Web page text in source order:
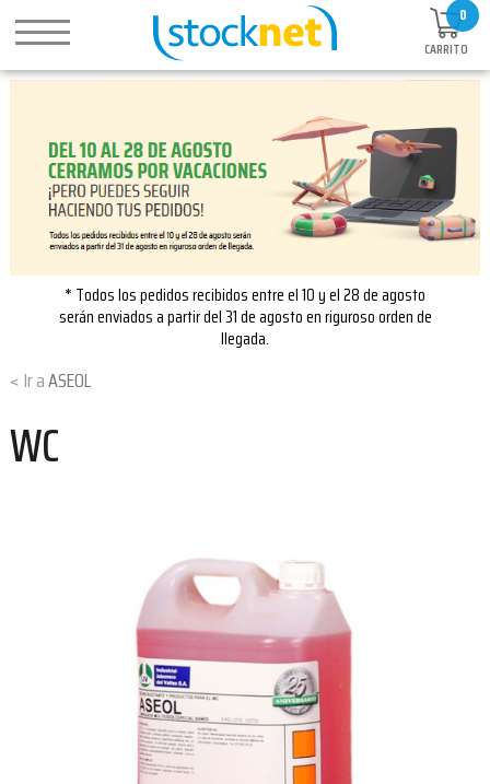
0
CARRITO
* Todos los pedidos recibidos entre el 10 y el 28 de agosto
serán enviados a partir del 31 de agosto en riguroso orden de
llegada.
ASEOL
WC